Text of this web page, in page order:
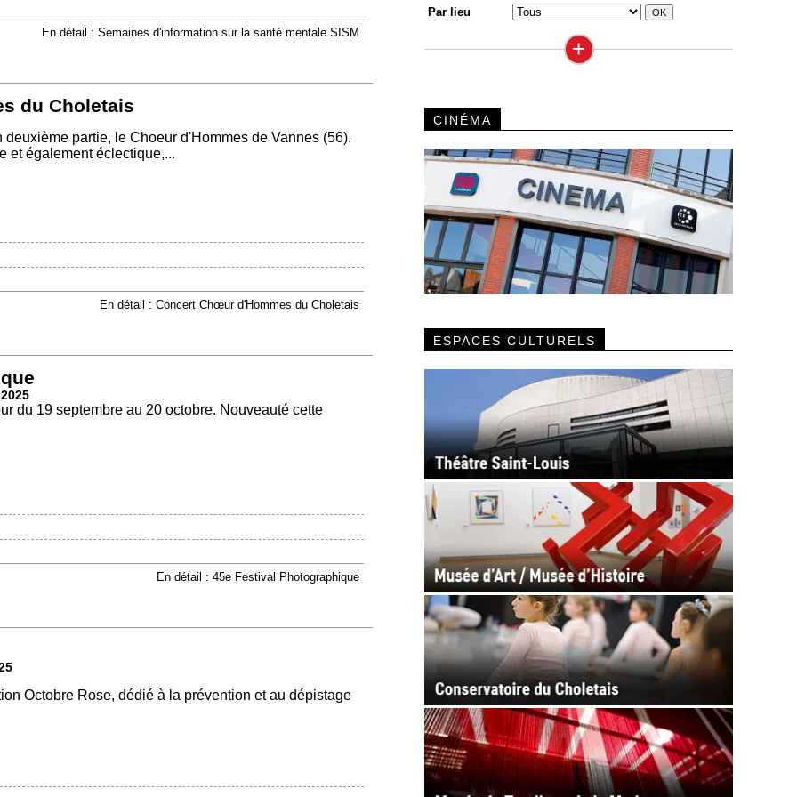
En détail : Semaines d'information sur la santé mentale SISM
du Choletais
partie, le Choeur d'Hommes de Vannes (56).
et également éclectique,...
En détail : Concert Chœur d'Hommes du Choletais
du 19 septembre au 20 octobre. Nouveauté cette
En détail : 45e Festival Photographique
Octobre Rose, dédié à la prévention et au dépistage
Par lieu
+
CINÉMA
ESPACES CULTURELS